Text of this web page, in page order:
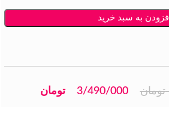
افزودن به سبد خرید
تومان 3/490/000 تومان